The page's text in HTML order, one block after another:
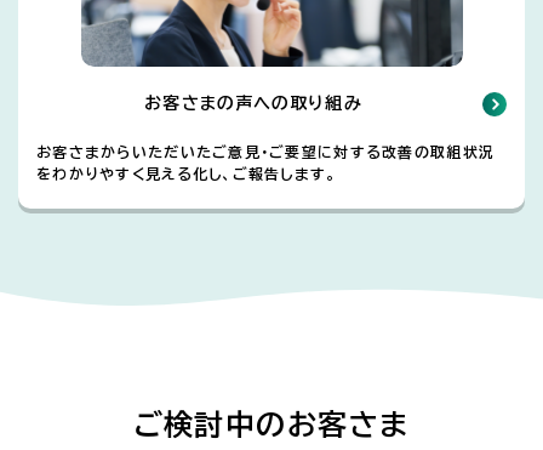
お客さまの声への取り組み
お客さまからいただいたご意見・ご要望に対する改善の取組状況
をわかりやすく見える化し、ご報告します。
ご検討中のお客さま